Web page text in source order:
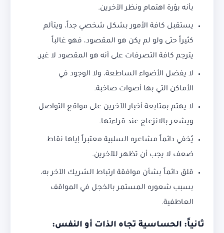
بأنه بؤرة اهتمام ونظر الآخرين.
يستقبل كافة الأمور بشكل شخصي جداً، ويتألم
كثيراً حتى ولو لم يكن هو المقصود، فهو غالباً
يترجم كافة التصرفات على أنه هو المقصود لا غير.
لا يفضل الأضواء الساطعة، ولا الوجود في
الأماكن التي بها أصوات صاخبة.
لا يهتم بمتابعة أخبار الآخرين على مواقع التواصل
ويشعر بالانزعاج عند قراءتها.
يُخفي دائماً مشاعره السلبية معتبراً إياها نقاط
ضعف لا يجب أن تظهر للآخرين.
قلق دائماً بشأن موافقة ارتباط الشريك الآخر به،
بسبب شعوره المستمر بالخجل في المواقف
العاطفية.
ثانياً: الحساسية تجاه الذات أو النفس: